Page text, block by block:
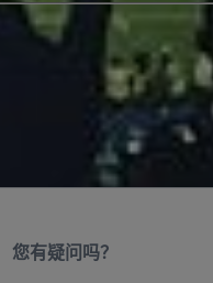
您有疑问吗？